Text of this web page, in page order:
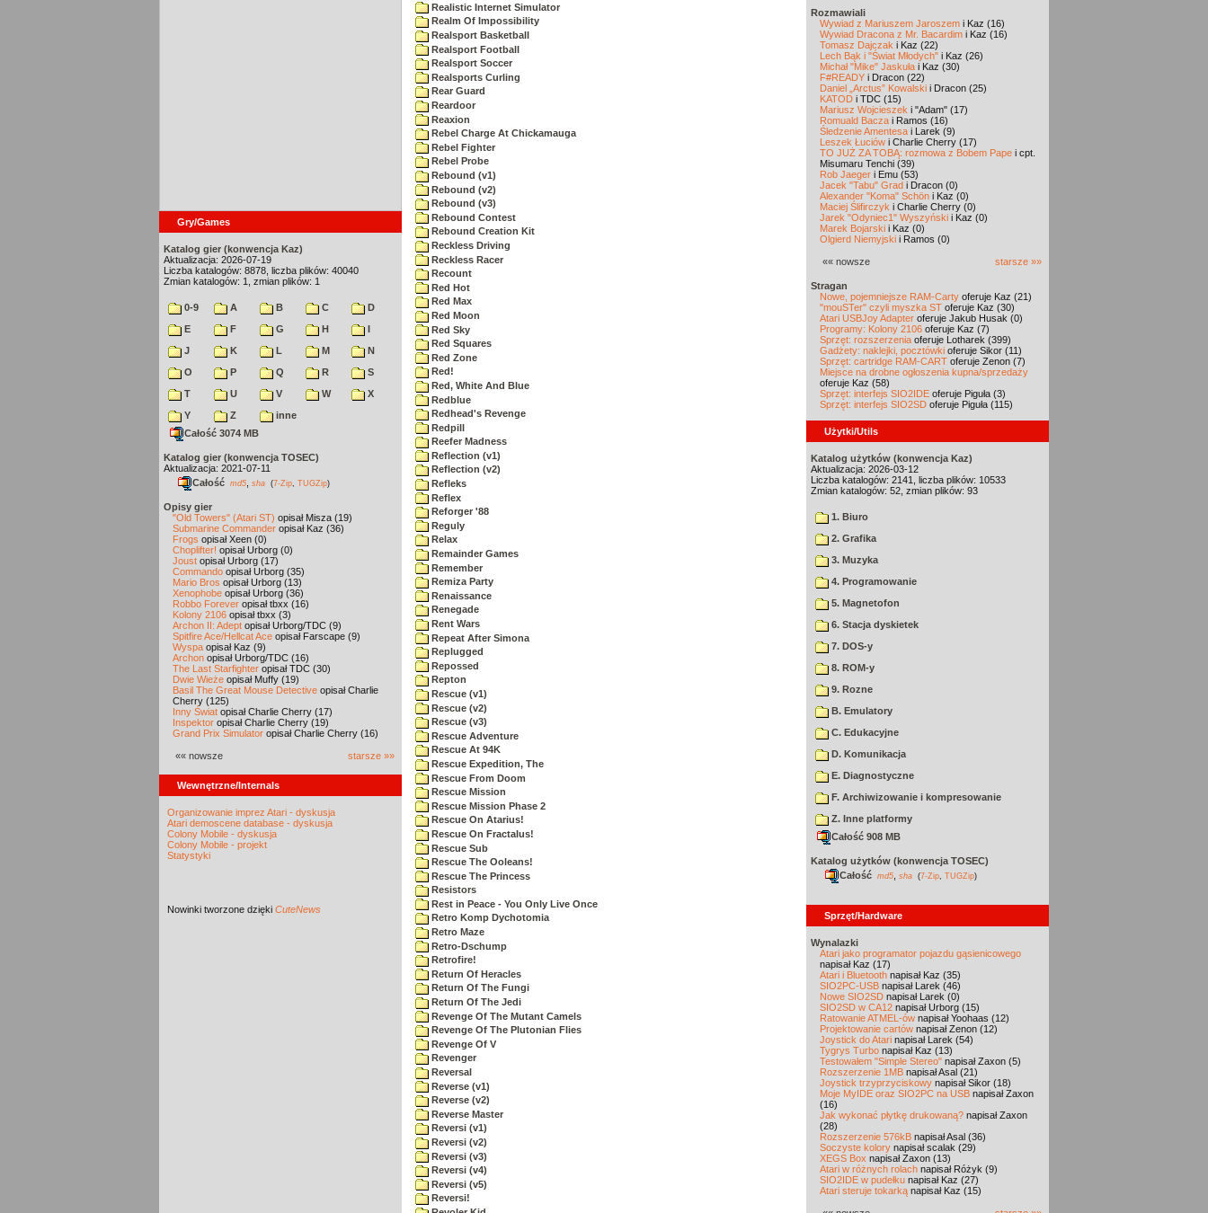
Gry/Games
Katalog gier (konwencja Kaz)
Aktualizacja: 2026-07-19
Liczba katalogów: 8878, liczba plików: 40040
Zmian katalogów: 1, zmian plików: 1
0-9 A B C
D
E
F G H
I
J
K L M
N
O
P Q R
S
T
U V W
X
Y
Z
inne
Całość 3074 MB
Katalog gier (konwencja TOSEC)
Aktualizacja: 2021-07-11
Całość md5 sha (7-Zip TUGZip)
Opisy gier
"Old Towers" (Atari ST) opisał Misza (19)
Submarine Commander opisał Kaz (36)
Frogs opisał Xeen (0)
Choplifter! opisał Urborg (0)
Joust opisał Urborg (17)
Commando opisał Urborg (35)
Mario Bros opisał Urborg (13)
Xenophobe opisał Urborg (36)
Robbo Forever opisał tbxx (16)
Kolony 2106 opisał tbxx (3)
Archon II: Adept opisał Urborg/TDC (9)
Spitfire Ace/Hellcat Ace opisał Farscape (9)
Wyspa opisał Kaz (9)
Archon opisał Urborg/TDC (16)
The Last Starfighter opisał TDC (30)
Dwie Wieże opisał Muffy (19)
Basil The Great Mouse Detective opisał Charlie
Cherry (125)
Inny Świat opisał Charlie Cherry (17)
Inspektor opisał Charlie Cherry (19)
Grand Prix Simulator opisał Charlie Cherry (16)
«« nowsze starsze »»
Wewnętrzne/Internals
Organizowanie imprez Atari - dyskusja
Atari demoscene database - dyskusja
Colony Mobile - dyskusja
Colony Mobile - projekt
Statystyki
Nowinki tworzone dzięki CuteNews
Realistic Internet Simulator
Realm Of Impossibility
Realsport Basketball
Realsport Football
Realsport Soccer
Realsports Curling
Rear Guard
Reardoor
Reaxion
Rebel Charge At Chickamauga
Rebel Fighter
Rebel Probe
Rebound (v1)
Rebound (v2)
Rebound (v3)
Rebound Contest
Rebound Creation Kit
Reckless Driving
Reckless Racer
Recount
Red Hot
Red Max
Red Moon
Red Sky
Red Squares
Red Zone
Red!
Red, White And Blue
Redblue
Redhead's Revenge
Redpill
Reefer Madness
Reflection (v1)
Reflection (v2)
Refleks
Reflex
Reforger '88
Reguly
Relax
Remainder Games
Remember
Remiza Party
Renaissance
Renegade
Rent Wars
Repeat After Simona
Replugged
Repossed
Repton
Rescue (v1)
Rescue (v2)
Rescue (v3)
Rescue Adventure
Rescue At 94K
Rescue Expedition, The
Rescue From Doom
Rescue Mission
Rescue Mission Phase 2
Rescue On Atarius!
Rescue On Fractalus!
Rescue Sub
Rescue The Ooleans!
Rescue The Princess
Resistors
Rest in Peace - You Only Live Once
Retro Komp Dychotomia
Retro Maze
Retro-Dschump
Retrofire!
Return Of Heracles
Return Of The Fungi
Return Of The Jedi
Revenge Of The Mutant Camels
Revenge Of The Plutonian Flies
Revenge Of V
Revenger
Reversal
Reverse (v1)
Reverse (v2)
Reverse Master
Reversi (v1)
Reversi (v2)
Reversi (v3)
Reversi (v4)
Reversi (v5)
Reversi!
Rozmawiali
Wywiad z Mariuszem Jaroszem i Kaz (16)
Wywiad Dracona z Mr. Bacardim i Kaz (16)
Tomasz Dajczak i Kaz (22)
Lech Bąk i "Świat Młodych" i Kaz (26)
Michał "Mike" Jaskuła i Kaz (30)
F#READY i Dracon (22)
Daniel „Arctus” Kowalski i Dracon (25)
KATOD i TDC (15)
Mariusz Wojcieszek i "Adam" (17)
Romuald Bacza i Ramos (16)
Śledzenie Amentesa i Larek (9)
Leszek Łuciów i Charlie Cherry (17)
TO JUŻ ZA TOBĄ: rozmowa z Bobem Pape i cpt.
Misumaru Tenchi (39)
Rob Jaeger i Emu (53)
Jacek "Tabu" Grad i Dracon (0)
Alexander "Koma" Schön i Kaz (0)
Maciej Ślifirczyk i Charlie Cherry (0)
Jarek "Odyniec1" Wyszyński i Kaz (0)
Marek Bojarski i Kaz (0)
Olgierd Niemyjski i Ramos (0)
«« nowsze starsze »»
Stragan
Nowe, pojemniejsze RAM-Carty oferuje Kaz (21)
"mouSTer" czyli myszka ST oferuje Kaz (30)
Atari USBJoy Adapter oferuje Jakub Husak (0)
Programy: Kolony 2106 oferuje Kaz (7)
Sprzęt: rozszerzenia oferuje Lotharek (399)
Gadżety: naklejki, pocztówki oferuje Sikor (11)
Sprzęt: cartridge RAM-CART oferuje Zenon (7)
Miejsce na drobne ogłoszenia kupna/sprzedaży
oferuje Kaz (58)
Sprzęt: interfejs SIO2IDE oferuje Piguła (3)
Sprzęt: interfejs SIO2SD oferuje Piguła (115)
Użytki/Utils
Katalog użytków (konwencja Kaz)
Aktualizacja: 2026-03-12
Liczba katalogów: 2141, liczba plików: 10533
Zmian katalogów: 52, zmian plików: 93
1. Biuro
2. Grafika
3. Muzyka
4. Programowanie
5. Magnetofon
6. Stacja dyskietek
7. DOS-y
8. ROM-y
9. Rozne
B. Emulatory
C. Edukacyjne
D. Komunikacja
E. Diagnostyczne
F. Archiwizowanie i kompresowanie
Z. Inne platformy
Całość 908 MB
Katalog użytków (konwencja TOSEC)
Całość md5 sha (7-Zip TUGZip)
Sprzęt/Hardware
Wynalazki
Atari jako programator pojazdu gąsienicowego
napisał Kaz (17)
Atari i Bluetooth napisał Kaz (35)
SIO2PC-USB napisał Larek (46)
Nowe SIO2SD napisał Larek (0)
SIO2SD w CA12 napisał Urborg (15)
Ratowanie ATMEL-ów napisał Yoohaas (12)
Projektowanie cartów napisał Zenon (12)
Joystick do Atari napisał Larek (54)
Tygrys Turbo napisał Kaz (13)
Testowałem "Simple Stereo" napisał Zaxon (5)
Rozszerzenie 1MB napisał Asal (21)
Joystick trzyprzyciskowy napisał Sikor (18)
Moje MyIDE oraz SIO2PC na USB napisał Zaxon
(16)
Jak wykonać płytkę drukowaną? napisał Zaxon
(28)
Rozszerzenie 576kB napisał Asal (36)
Soczyste kolory napisał scalak (29)
XEGS Box napisał Zaxon (13)
Atari w różnych rolach napisał Różyk (9)
SIO2IDE w pudełku napisał Kaz (27)
Atari steruje tokarką napisał Kaz (15)